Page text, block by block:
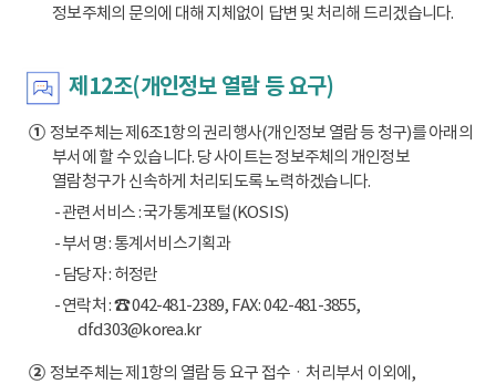
정보주체의 문의에 대해 지체없이 답변 및 처리해 드리겠습니다.
제12조(개인정보 열람 등 요구)
①정보주체는 제6조1항의 권리행사(개인정보 열람 등 청구)를 아래의
부서에 할 수 있습니다. 당 사이트는 정보주체의 개인정보
열람청구가 신속하게 처리되도록 노력하겠습니다.
- 관련서비스 : 국가통계포털(KOSIS)
- 부서명 : 통계서비스기획과
- 담당자 : 허정란
- 연락처 : ☎ 042-481-2389, FAX: 042-481-3855,
dfd303@korea.kr
②정보주체는 제1항의 열람 등 요구 접수ㆍ처리부서 이외에,